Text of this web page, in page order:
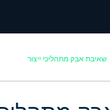
שאיבת אבק מתהליכי ייצור